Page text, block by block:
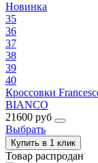
Новинка
35
36
37
38
39
40
Кроссовки
BIANCO
21600 руб
Выбрать
Купить в 1 клик
Товар распродан